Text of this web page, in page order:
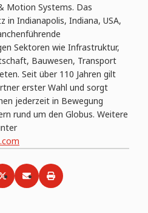
Motion Systems. Das
in Indianapolis, Indiana, USA,
Sektoren wie Infrastruktur,
Bauwesen, Transport
Seit über 110 Jahren gilt
erster Wahl und sorgt
jederzeit in Bewegung
rund um den Globus. Weitere
viaLinkedIn
Share viaTwitter
Share viaEmail
Print